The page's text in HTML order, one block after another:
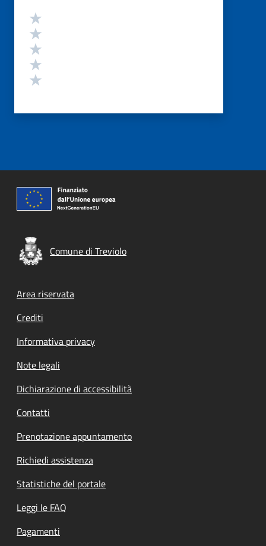
Valutazione
Comune di Treviolo
Footer menu
Area riservata
Crediti
Informativa privacy
Note legali
Dichiarazione di accessibilità
Contatti
Prenotazione appuntamento
Richiedi assistenza
Statistiche del portale
Leggi le FAQ
Pagamenti